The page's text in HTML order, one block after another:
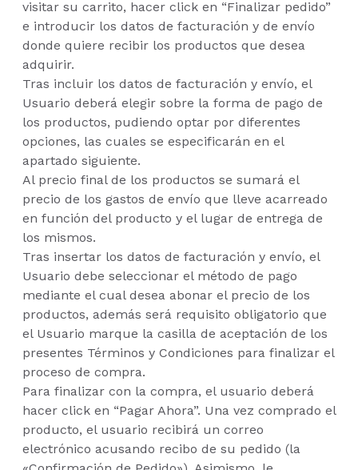
visitar su carrito, hacer click en “Finalizar pedido”
e introducir los datos de facturación y de envío
donde quiere recibir los productos que desea
adquirir.
Tras incluir los datos de facturación y envío, el
Usuario deberá elegir sobre la forma de pago de
los productos, pudiendo optar por diferentes
opciones, las cuales se especificarán en el
apartado siguiente.
Al precio final de los productos se sumará el
precio de los gastos de envío que lleve acarreado
en función del producto y el lugar de entrega de
los mismos.
Tras insertar los datos de facturación y envío, el
Usuario debe seleccionar el método de pago
mediante el cual desea abonar el precio de los
productos, además será requisito obligatorio que
el Usuario marque la casilla de aceptación de los
presentes Términos y Condiciones para finalizar el
proceso de compra.
Para finalizar con la compra, el usuario deberá
hacer click en “Pagar Ahora”. Una vez comprado el
producto, el usuario recibirá un correo
electrónico acusando recibo de su pedido (la